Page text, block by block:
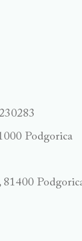
Podgorica
81400